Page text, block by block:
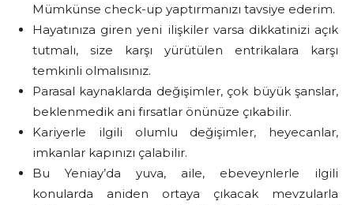
Mümkünse check-up yaptırmanızı tavsiye ederim.
Hayatınıza giren yeni ilişkiler varsa dikkatinizi açık
tutmalı, size karşı yürütülen entrikalara karşı
temkinli olmalısınız.
Parasal kaynaklarda değişimler, çok büyük şanslar,
beklenmedik ani fırsatlar önünüze çıkabilir.
Kariyerle ilgili olumlu değişimler, heyecanlar,
imkanlar kapınızı çalabilir.
Bu Yeniay’da yuva, aile, ebeveynlerle ilgili
konularda aniden ortaya çıkacak mevzularla